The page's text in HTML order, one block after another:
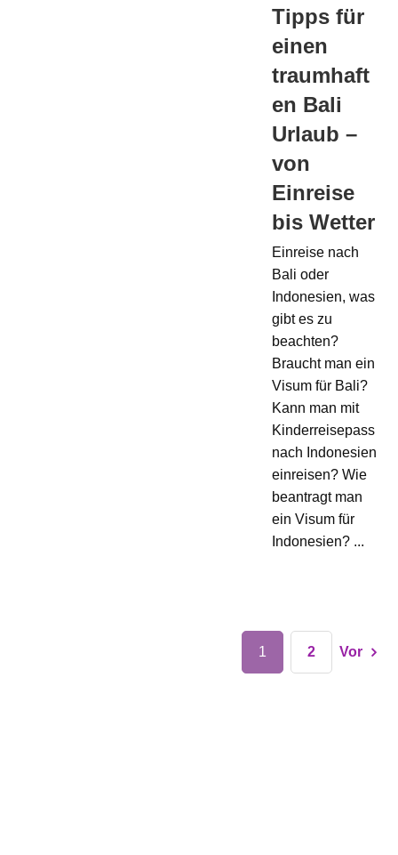
Tipps für
einen
traumhaft
en Bali
Urlaub –
von
Einreise
bis Wetter
Einreise nach
Bali oder
Indonesien, was
gibt es zu
beachten?
Braucht man ein
Visum für Bali?
Kann man mit
Kinderreisepass
nach Indonesien
einreisen? Wie
beantragt man
ein Visum für
Indonesien? ...
1 2 Vor